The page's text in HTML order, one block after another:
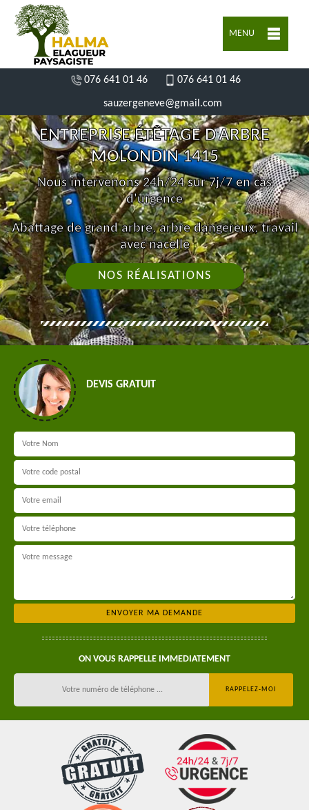
MENU
076 641 01 46 076 641 01 46
sauzergeneve@gmail.com
ENTREPRISE ÉTÊTAGE D'ARBRE
MOLONDIN 1415
Nous intervenons 24h/24 sur 7j/7 en cas
d'urgence
Abattage de grand arbre, arbre dangereux, travail
avec nacelle
NOS RÉALISATIONS
DEVIS GRATUIT
ON VOUS RAPPELLE IMMEDIATEMENT